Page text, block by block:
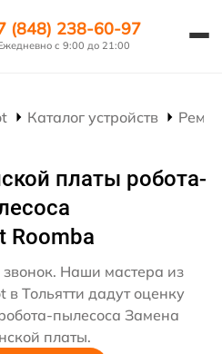
(848) 238-60-97
с 9:00 до 21:00
Каталог устройств
платы робота-
Roomba
Наши мастера из
в Тольятти дадут оценку
пылесоса Замена
платы.